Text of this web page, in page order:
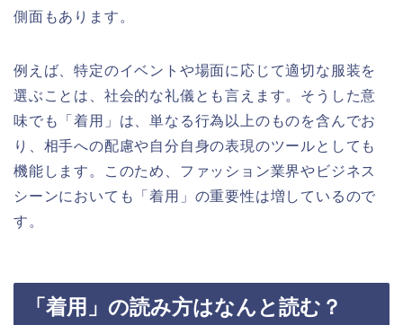
側面もあります。
例えば、特定のイベントや場面に応じて適切な服装を
選ぶことは、社会的な礼儀とも言えます。そうした意
味でも「着用」は、単なる行為以上のものを含んでお
り、相手への配慮や自分自身の表現のツールとしても
機能します。このため、ファッション業界やビジネス
シーンにおいても「着用」の重要性は増しているので
す。
「着用」の読み方はなんと読む？